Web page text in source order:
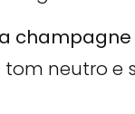
tom neutro